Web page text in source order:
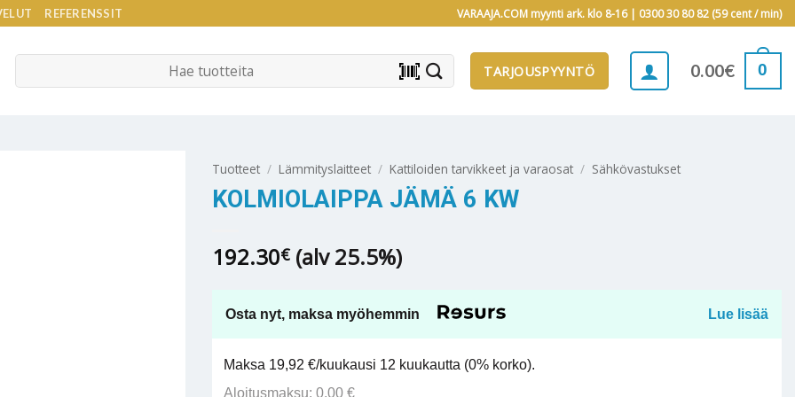
REFERENSSIT VARAAJA.COM myynti ark. klo 8-16 | 0300 30 80 82 (59 cent / min)
barcode_scanner TARJOUSPYYNTÖ 0.00€ 0
Tuotteet / Lämmityslaitteet / Kattiloiden tarvikkeet ja varaosat / Sähkövastukset
KOLMIOLAIPPA JÄMÄ 6 KW
192.30€ (alv 25.5%)
Osta nyt, maksa myöhemmin Lue lisää
Maksa 19,92 €/kuukausi 12 kuukautta (0% korko).
Aloitusmaksu: 0,00 €